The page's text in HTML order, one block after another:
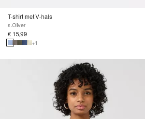
T-shirt met V-hals
s.Oliver
€ 15,99
+1